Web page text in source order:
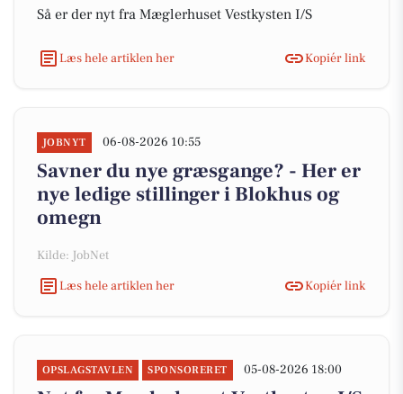
Så er der nyt fra Mæglerhuset Vestkysten I/S
Læs hele artiklen her Kopiér link
JOBNYT 06-08-2026 10:55
Savner du nye græsgange? - Her er
nye ledige stillinger i Blokhus og
omegn
Kilde: JobNet
Læs hele artiklen her
Kopiér link
OPSLAGSTAVLEN SPONSORERET 05-08-2026 18:00